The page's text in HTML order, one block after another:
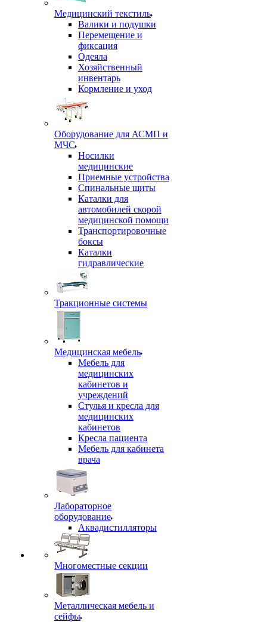
Медицинский текстиль
Валики и подушки
Перемещение и
фиксация
Одеяла
Хозяйственный
инвентарь
Кормление и уход
Оборудование для АСМП и
МЧС
Носилки
медицинские
Приемные устройства
Спинальные щиты
Каталки для
автомобилей скорой
медицинской помощи
Транспортировочные
боксы
Каталки
гидравлические
Тракционные системы
Медицинская мебель
Мебель для
медицинских
кабинетов и
учреждений
Стулья и кресла для
медицинских
кабинетов
Кресла пациента
Мебель для кабинета
врача
Лабораторное
оборудование
Аквадистилляторы
Многоместные секции
Металлическая мебель и
сейфы